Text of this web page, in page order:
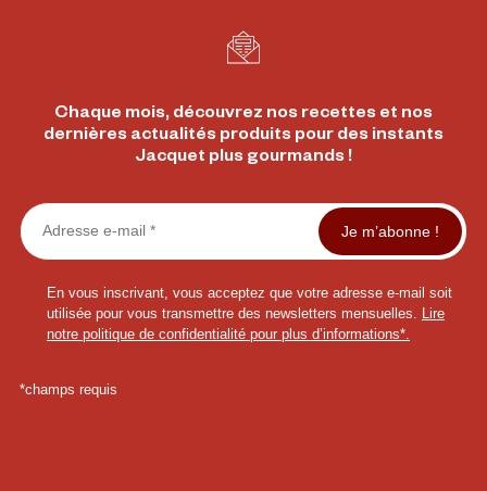
Chaque mois, découvrez nos recettes et nos
dernières actualités produits pour des instants
Jacquet plus gourmands !